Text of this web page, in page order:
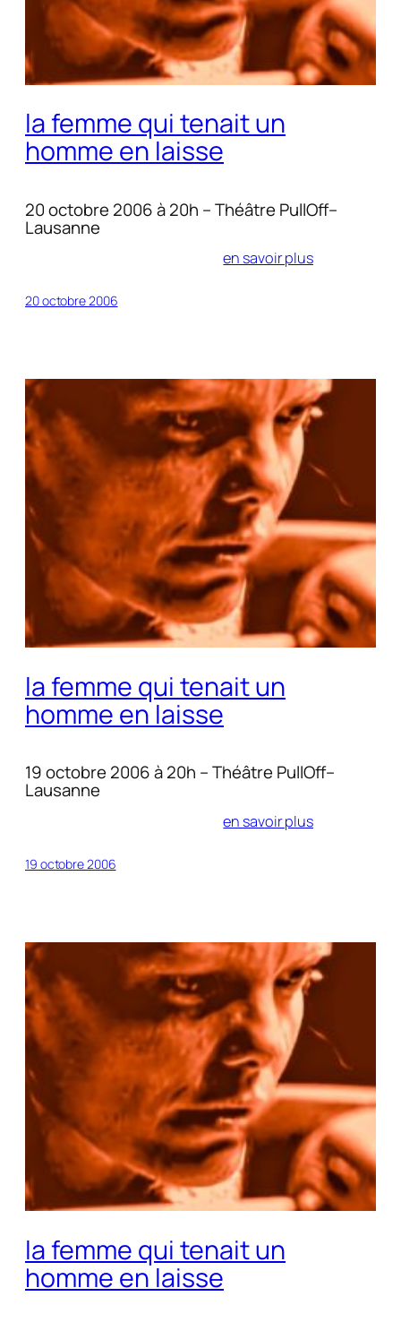
la femme qui tenait un
homme en laisse
20 octobre 2006 à 20h – Théâtre PullOff–
Lausanne
en savoir plus
20 octobre 2006
la femme qui tenait un
homme en laisse
19 octobre 2006 à 20h – Théâtre PullOff–
Lausanne
en savoir plus
19 octobre 2006
la femme qui tenait un
homme en laisse